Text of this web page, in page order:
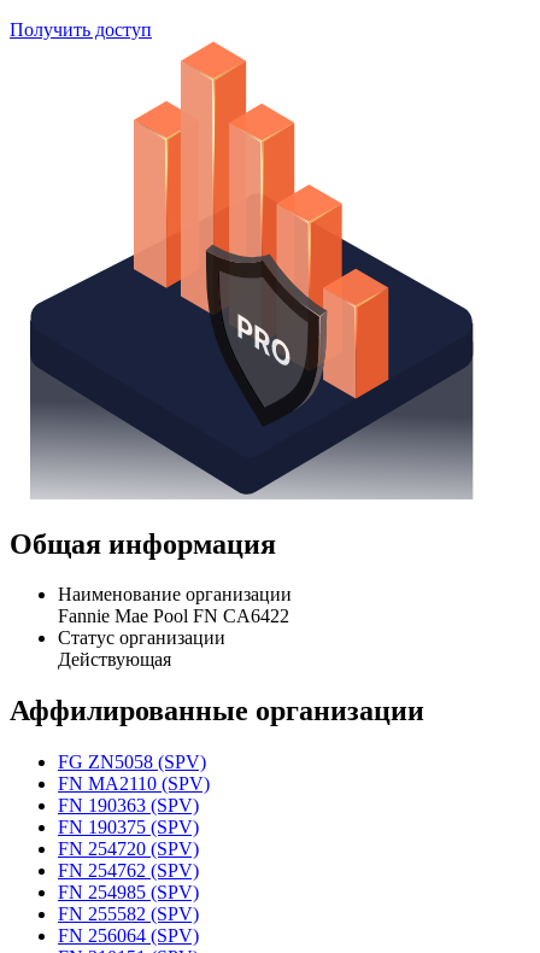
Получить доступ
Общая информация
Наименование организации
Fannie Mae Pool FN CA6422
Статус организации
Действующая
Аффилированные организации
FG ZN5058 (SPV)
FN MA2110 (SPV)
FN 190363 (SPV)
FN 190375 (SPV)
FN 254720 (SPV)
FN 254762 (SPV)
FN 254985 (SPV)
FN 255582 (SPV)
FN 256064 (SPV)